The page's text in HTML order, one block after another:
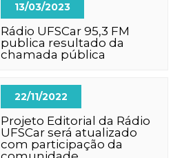
13/03/2023
Rádio UFSCar 95,3 FM
publica resultado da
chamada pública
22/11/2022
Projeto Editorial da Rádio
UFSCar será atualizado
com participação da